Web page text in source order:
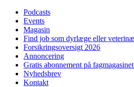
Podcasts
Events
Magasin
Find job som dyrlæge eller
Forsikringsoversigt 2026
Annoncering
Gratis abonnement på
Nyhedsbrev
Kontakt